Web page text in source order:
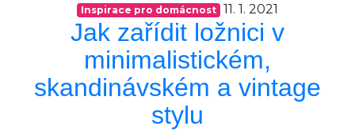
Inspirace pro domácnost 11. 1. 2021
Jak zařídit ložnici v
minimalistickém,
skandinávském a vintage
stylu